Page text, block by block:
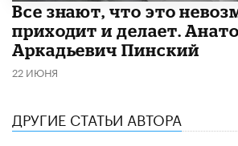
Все знают, что это
приходит и делает.
Аркадьевич Пинский
22 ИЮНЯ
ДРУГИЕ СТАТЬИ АВТОРА